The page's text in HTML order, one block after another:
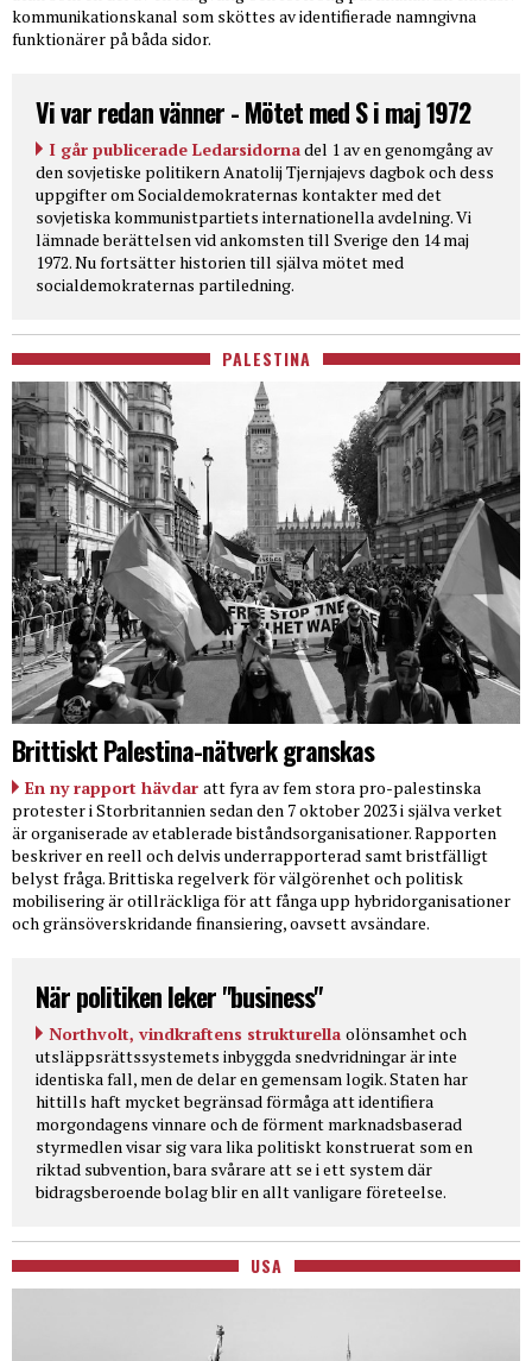
kommunikationskanal som sköttes av identifierade namngivna
funktionärer på båda sidor.
Vi var redan vänner - Mötet med S i maj 1972
I går publicerade Ledarsidornadel 1 av en genomgång av
den sovjetiske politikern Anatolij Tjernjajevs dagbok och dess
uppgifter om Socialdemokraternas kontakter med det
sovjetiska kommunistpartiets internationella avdelning. Vi
lämnade berättelsen vid ankomsten till Sverige den 14 maj
1972. Nu fortsätter historien till själva mötet med
socialdemokraternas partiledning.
PALESTINA
Brittiskt Palestina-nätverk granskas
En ny rapport hävdar att fyra av fem stora pro-palestinska
protester i Storbritannien sedan den 7 oktober 2023 i själva verket
är organiserade av etablerade biståndsorganisationer. Rapporten
beskriver en reell och delvis underrapporterad samt bristfälligt
belyst fråga. Brittiska regelverk för välgörenhet och politisk
mobilisering är otillräckliga för att fånga upp hybridorganisationer
och gränsöverskridande finansiering, oavsett avsändare.
När politiken leker "business"
Northvolt, vindkraftens strukturella olönsamhet och
utsläppsrättssystemets inbyggda snedvridningar är inte
identiska fall, men de delar en gemensam logik. Staten har
hittills haft mycket begränsad förmåga att identifiera
morgondagens vinnare och de förment marknadsbaserad
styrmedlen visar sig vara lika politiskt konstruerat som en
riktad subvention, bara svårare att se i ett system där
bidragsberoende bolag blir en allt vanligare företeelse.
USA